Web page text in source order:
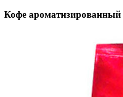
Кофе ароматизированный